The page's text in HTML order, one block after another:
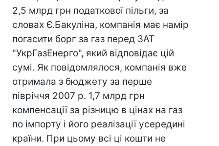
2,5 млрд грн податкової пільги, за
словах Є.Бакуліна, компанія має намір
погасити борг за газ перед ЗАТ
"УкрГазЕнерго", який відповідає цій
сумі. Як повідомлялося, компанія вже
отримала з бюджету за перше
півріччя 2007 р. 1,7 млрд грн
компенсації за різницю в цінах на газ
по імпорту і його реалізації усередині
країни. При цьому всі ці кошти не